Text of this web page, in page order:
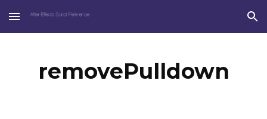
Skip to main content Skip to navigation
removePulldown